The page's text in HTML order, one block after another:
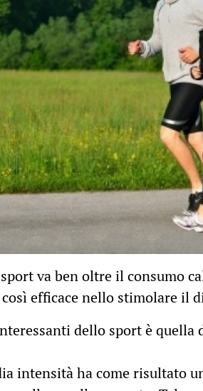
va ben oltre il consumo
così efficace nello stimolare il
dello sport è quella
intensità ha come risultato